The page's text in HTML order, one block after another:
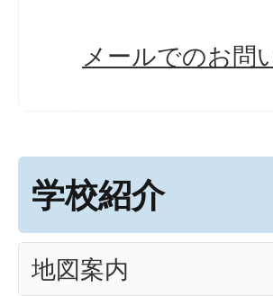
メールでのお問
学校紹介
地図案内